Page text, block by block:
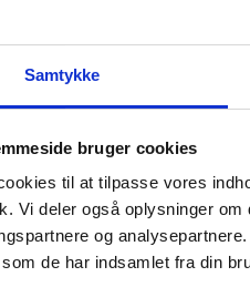
Samtykke
bruger cookies
til at tilpasse vores
Vi deler også oplysninger
og
de har indsamlet fra din